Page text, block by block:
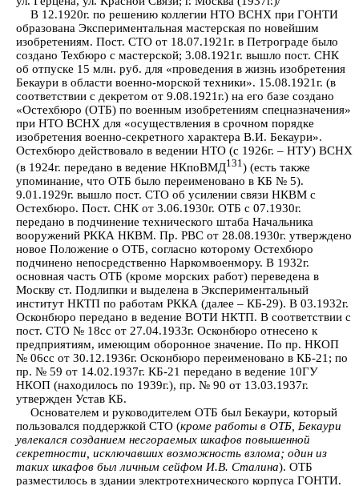
В 12.1920г. по решению коллегии НТО ВСНХ при ГОНТИ
образована Экспериментальная мастерская по новейшим
изобретениям. Пост. СТО от 18.07.1921г. в Петрограде было
создано Техбюро с мастерской; 3.08.1921г. вышло пост. СНК
об отпуске 15 млн. руб. для «проведения в жизнь изобретения
Бекаури в области военно-морской техники». 15.08.1921г. (в
соответствии с декретом от 9.08.1921г.) на его базе создано
«Остехбюро (ОТБ) по военным изобретениям спецназначения»
при НТО ВСНХ для «осуществления в срочном порядке
изобретения военно-секретного характера В.И. Бекаури».
Остехбюро действовало в ведении НТО (с 1926г. – НТУ) ВСНХ
(в 1924г. передано в ведение НКпоВМД131) (есть также
упоминание, что ОТБ было переименовано в КБ № 5).
9.01.1929г. вышло пост. СТО об усилении связи НКВМ с
Остехбюро. Пост. СНК от 3.06.1930г. ОТБ с 07.1930г.
передано в подчинение технического штаба Начальника
вооружений РККА НКВМ. Пр. РВС от 28.08.1930г. утверждено
новое Положение о ОТБ, согласно которому Остехбюро
подчинено непосредственно Наркомвоенмору. В 1932г.
основная часть ОТБ (кроме морских работ) переведена в
Москву ст. Подлипки и выделена в Экспериментальный
институт НКТП по работам РККА (далее – КБ-29). В 03.1932г.
Осконбюро передано в ведение ВОТИ НКТП. В соответствии с
пост. СТО № 18сс от 27.04.1933г. Осконбюро отнесено к
предприятиям, имеющим оборонное значение. По пр. НКОП
№ 06сс от 30.12.1936г. Осконбюро переименовано в КБ-21; по
пр. № 59 от 14.02.1937г. КБ-21 передано в ведение 10ГУ
НКОП (находилось по 1939г.), пр. № 90 от 13.03.1937г.
утвержден Устав КБ.
Основателем и руководителем ОТБ был Бекаури, который
пользовался поддержкой СТО (кроме работы в ОТБ, Бекаури
увлекался созданием несгораемых шкафов повышенной
секретности, исключавших возможность взлома; один из
таких шкафов был личным сейфом И.В. Сталина). ОТБ
разместилось в здании электротехнического корпуса ГОНТИ.